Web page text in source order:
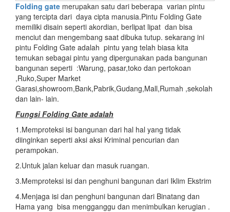
Folding gate merupakan satu dari beberapa varian pintu
yang tercipta dari daya cipta manusia.Pintu Folding Gate
memiliki disain seperti akordian, berlipat lipat dan bisa
menciut dan mengembang saat dibuka tutup. sekarang ini
pintu Folding Gate adalah pintu yang telah biasa kita
temukan sebagai pintu yang dipergunakan pada bangunan
bangunan seperti :Warung, pasar,toko dan pertokoan
,Ruko,Super Market
Garasi,showroom,Bank,Pabrik,Gudang,Mall,Rumah ,sekolah
dan lain- lain.
Fungsi Folding Gate adalah
1.Memproteksi isi bangunan dari hal hal yang tidak
diinginkan seperti aksi aksi Kriminal pencurian dan
perampokan.
2.Untuk jalan keluar dan masuk ruangan.
3.Memproteksi isi dan penghuni bangunan dari Iklim Ekstrim
4.Menjaga isi dan penghuni bangunan dari Binatang dan
Hama yang bisa mengganggu dan menimbulkan kerugian .